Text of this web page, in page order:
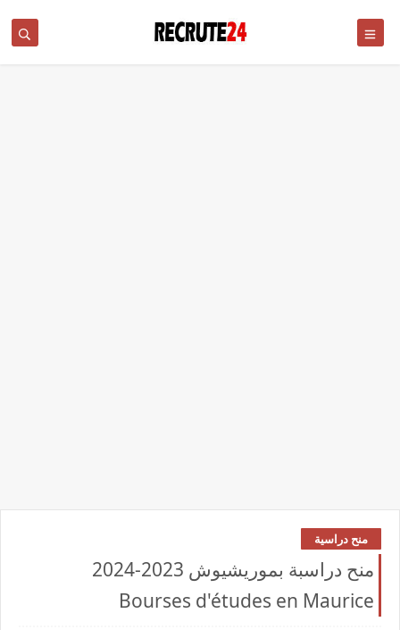
منح دراسية
منح دراسبة بموريشيوش 2023-2024
Bourses d'études en Maurice